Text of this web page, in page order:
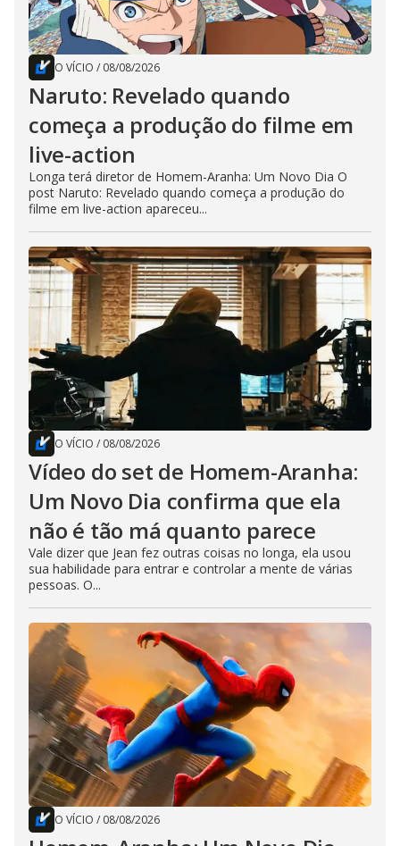
O VÍCIO / 08/08/2026
Naruto: Revelado quando
começa a produção do filme em
live-action
Longa terá diretor de Homem-Aranha: Um Novo Dia O
post Naruto: Revelado quando começa a produção do
filme em live-action apareceu...
O VÍCIO / 08/08/2026
Vídeo do set de Homem-Aranha:
Um Novo Dia confirma que ela
não é tão má quanto parece
Vale dizer que Jean fez outras coisas no longa, ela usou
sua habilidade para entrar e controlar a mente de várias
pessoas. O...
O VÍCIO / 08/08/2026